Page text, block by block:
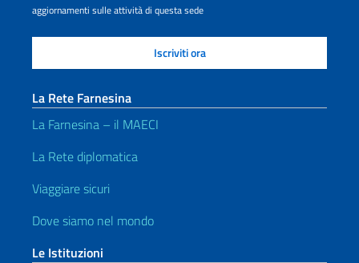
aggiornamenti sulle attività di questa sede
La Rete Farnesina
La Farnesina – il MAECI
La Rete diplomatica
Viaggiare sicuri
Dove siamo nel mondo
Le Istituzioni